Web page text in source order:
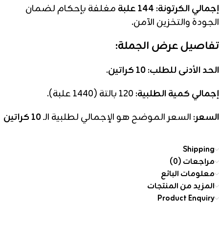
إجمالي الكرتونة: 144 علبة
مغلفة بإحكام لضمان
الجودة والتخزين الآمن.
تفاصيل عرض الجملة:
الحد الأدنى للطلب:10 كراتين
.
إجمالي كمية الطلبية:
السعر: السعر الموضح هو الإجمالي لطلبية الـ10 كراتين
Shipping
مراجعات (0)
معلومات البائع
المزيد من المنتجات
Product Enquiry